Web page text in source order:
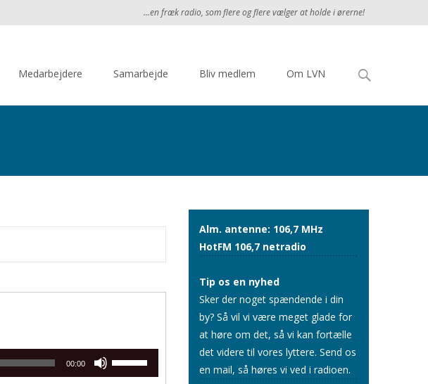
...en fræk radio, som flere og flere vælger at holde i ørerne!
Medarbejdere Samarbejde Bliv medlem Om LVN
Søg
efter:
00:00
Alm. antenne: 106,7 MHz
HotFM 106,7 netradio
Tip os en nyhed
Sker der noget spændende i din
by? Så vil vi være meget glade for
at høre om det, så vi kan fortælle
det videre til vores lyttere. Send os
en mail, så høres vi ved i radioen.